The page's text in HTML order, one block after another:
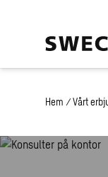
Hem / Vårt